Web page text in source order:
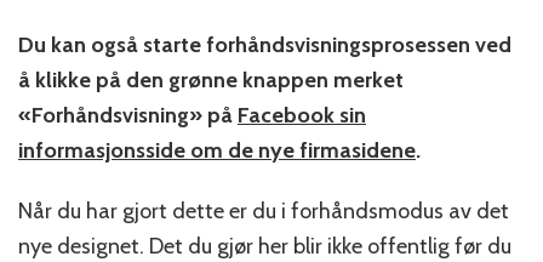
Du kan også starte forhåndsvisningsprosessen ved
å klikke på den grønne knappen merket
«Forhåndsvisning» på Facebook sin
informasjonsside om de nye firmasidene.
Når du har gjort dette er du i forhåndsmodus av det
nye designet. Det du gjør her blir ikke offentlig før du